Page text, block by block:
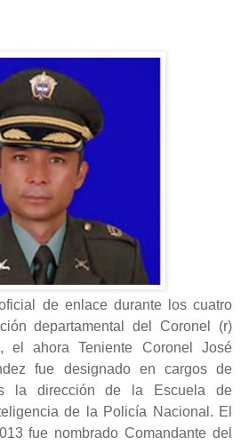
de enlace durante los cuatro
departamental del Coronel (r)
el ahora Teniente Coronel José
fue designado en cargos de
la dirección de la Escuela de
de la Policía Nacional. El
fue nombrado Comandante del